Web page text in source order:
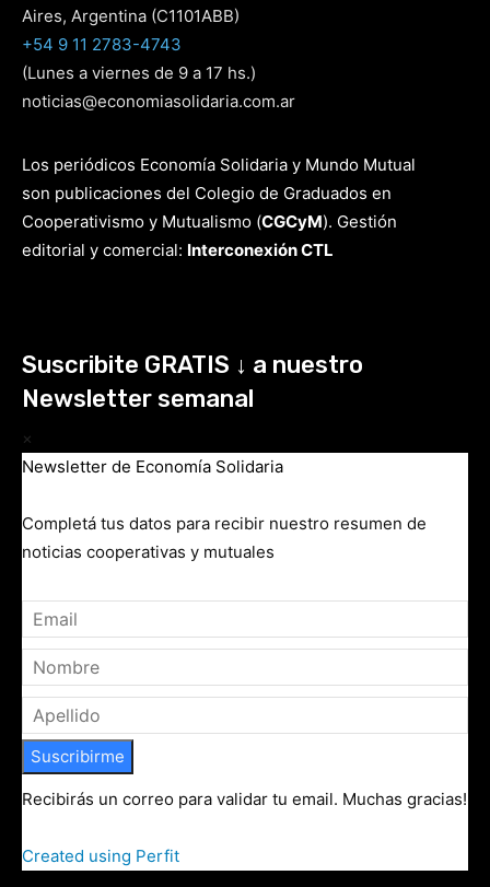
Aires, Argentina (C1101ABB)
+54 9 11 2783-4743
(Lunes a viernes de 9 a 17 hs.)
noticias@economiasolidaria.com.ar
Los periódicos Economía Solidaria y Mundo Mutual
son publicaciones del Colegio de Graduados en
Cooperativismo y Mutualismo (CGCyM). Gestión
editorial y comercial: Interconexión CTL
Suscribite GRATIS ↓ a nuestro
Newsletter semanal
×
Newsletter de Economía Solidaria
Completá tus datos para recibir nuestro resumen de
noticias cooperativas y mutuales
Suscribirme
Recibirás un correo para validar tu email. Muchas gracias!
Created using Perfit